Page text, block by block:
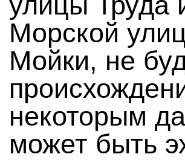
Морской
Мойки, не
некоторым
может быть